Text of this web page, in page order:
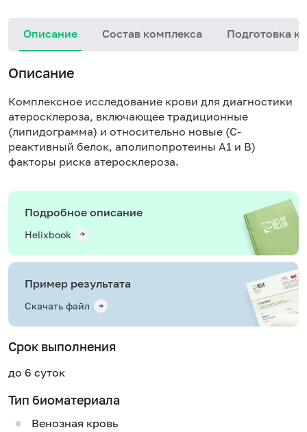
Описание Состав комплекса Подготовка к
Описание
Комплексное исследование крови для диагностики
атеросклероза, включающее традиционные
(липидограмма) и относительно новые (С-
реактивный белок, аполипопротеины А1 и В)
факторы риска атеросклероза.
Подробное описание
Helixbook
Пример результата
Скачать файл
Срок выполнения
до 6 суток
Тип биоматериала
Венозная кровь